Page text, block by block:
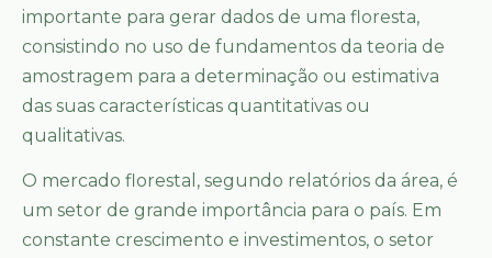
importante para gerar dados de uma floresta,
consistindo no uso de fundamentos da teoria de
amostragem para a determinação ou estimativa
das suas características quantitativas ou
qualitativas.
O mercado florestal, segundo relatórios da área, é
um setor de grande importância para o país. Em
constante crescimento e investimentos, o setor